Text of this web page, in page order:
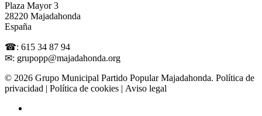
Plaza Mayor 3
28220 Majadahonda
España
☎: 615 34 87 94
✉: grupopp@majadahonda.org
© 2026 Grupo Municipal Partido Popular Majadahonda. Política de
privacidad | Política de cookies | Aviso legal